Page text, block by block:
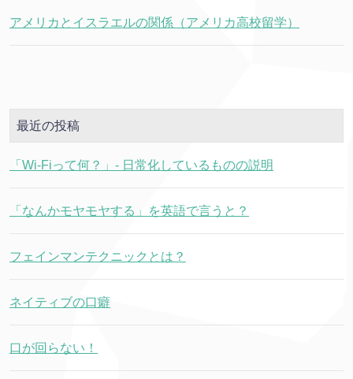
アメリカとイスラエルの関係（アメリカ高校留学）
最近の投稿
「Wi-Fiって何？」- 日常化しているものの説明
「なんかモヤモヤする」を英語で言うと？
フェインマンテクニックとは？
ネイティブの口癖
口が回らない！